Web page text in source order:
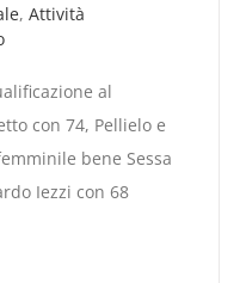
di gara per gli Azzurri
,Attività
al
con 74, Pellielo e
bene Sessa
Iezzi con 68